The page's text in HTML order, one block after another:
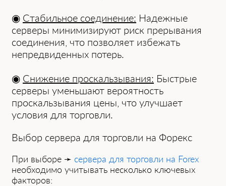
◉ Стабильное соединение: Надежные
серверы минимизируют риск прерывания
соединения, что позволяет избежать
непредвиденных потерь.
◉ Снижение проскальзывания: Быстрые
серверы уменьшают вероятность
проскальзывания цены, что улучшает
условия для торговли.
Выбор сервера для торговли на Форекс
При выборе ➛ сервера для торговли на Forex
необходимо учитывать несколько ключевых
факторов: